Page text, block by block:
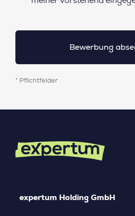
* Pflichtfelder
expertum Holding GmbH